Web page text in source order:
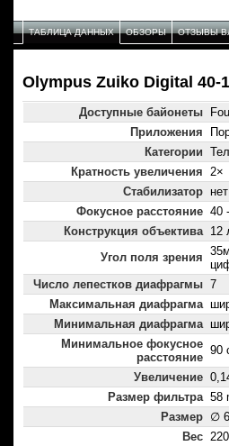
ТАБЛИЦА ДАННЫХ ОБЗОРЫ ОТЗЫВЫ
Olympus Zuiko Digital 40-
Доступные байонеты
Приложения
Категории
Кратность увеличения 2×
Стабилизатор нет
Фокусное расстояние 40
Конструкция объектива 12
Угол поля зрения
Число лепестков диафрагмы 7
Максимальная диафрагма
Минимальная диафрагма
Минимальное фокусное
расстояние
90
Увеличение
Размер фильтра 58
Размер ∅
Вес